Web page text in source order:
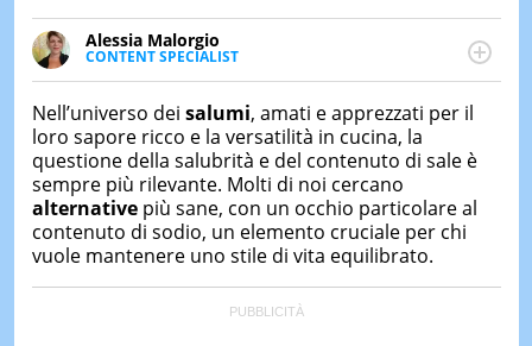
IERI
Alessia Malorgio
CONTENT SPECIALIST
Ha conseguito un Master in Marketing Management
e Google Digital Training su Marketing digitale. Si
occupa della creazione di contenuti in ottica SEO e
dello sviluppo di strategie marketing attraverso
canali digitali.
Nell’universo dei salumi, amati e apprezzati per il
loro sapore ricco e la versatilità in cucina, la
questione della salubrità e del contenuto di sale è
sempre più rilevante. Molti di noi cercano
alternativepiù sane, con un occhio particolare al
contenuto di sodio, un elemento cruciale per chi
vuole mantenere uno stile di vita equilibrato.